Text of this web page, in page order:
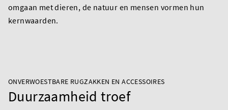
omgaan met dieren, de natuur en mensen vormen hun
kernwaarden.
ONVERWOESTBARE RUGZAKKEN EN ACCESSOIRES
Duurzaamheid troef